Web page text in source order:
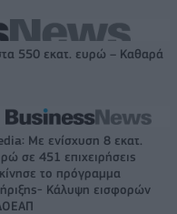
550 εκατ. ευρώ – Καθαρά
Με ενίσχυση 8 εκατ.
σε 451 επιχειρήσεις
το πρόγραμμα
Κάλυψη εισφορών